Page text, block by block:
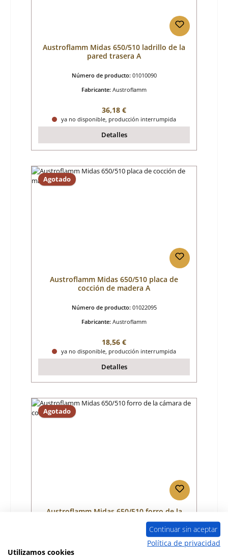
Austroflamm Midas 650/510 ladrillo de la
pared trasera A
Número de producto: 01010090
Fabricante: Austroflamm
Precio normal:
36,18 €
ya no disponible, producción interrumpida
Detalles
Agotado
Austroflamm Midas 650/510 placa de
cocción de madera A
Número de producto: 01022095
Fabricante: Austroflamm
Precio normal:
18,56 €
ya no disponible, producción interrumpida
Detalles
Agotado
Austroflamm Midas 650/510 forro de la
cámara de combustión A
01022872
Continuar sin aceptar
Política de privacidad
Utilizamos cookies